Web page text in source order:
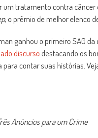
um tratamento contra
, o prêmio de melhor elenco
ganhou o primeiro SAG
discursodestacando os
contar suas histórias.
Anúncios para um Crime